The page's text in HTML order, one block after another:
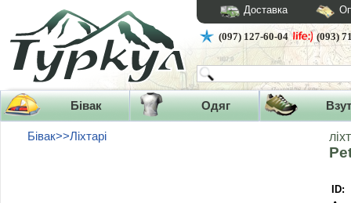
Доставка
(097) 127-60-04 (093)
Бівак Одяг
Бівак>>Ліхтарі
ID: